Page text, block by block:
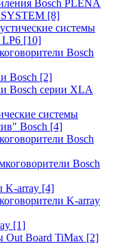
Bosch PLENA
[8]
системы
[10]
Bosch
Bosch [2]
Bosch серии XLA
системы
Bosch [4]
Bosch
Bosch
K-array [4]
K-array
[1]
Out Board TiMax [2]